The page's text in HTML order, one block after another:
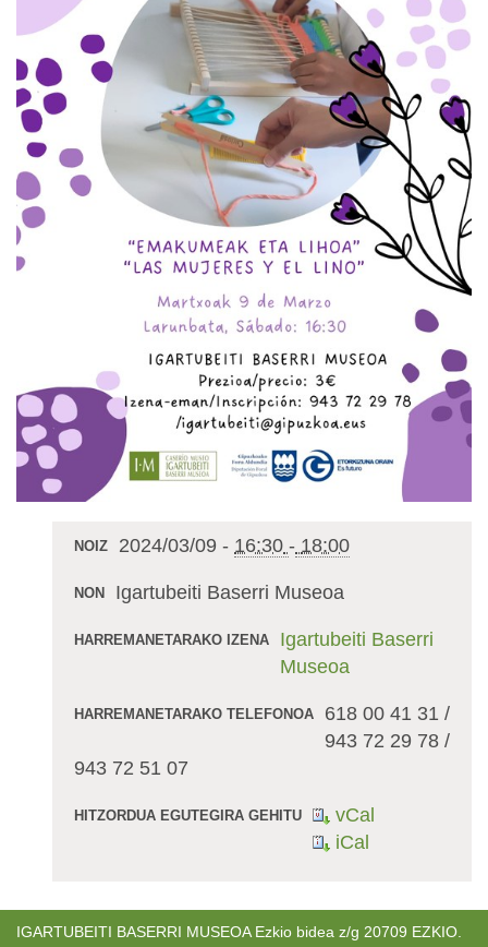
NOIZ 2024/03/09 - 16:30 - 18:00
NON Igartubeiti Baserri Museoa
HARREMANETARAKO IZENA
Igartubeiti Baserri
Museoa
HARREMANETARAKO TELEFONOA
618 00 41 31 /
943 72 29 78 /
943 72 51 07
HITZORDUA EGUTEGIRA GEHITU
vCal
iCal
IGARTUBEITI BASERRI MUSEOA Ezkio bidea z/g 20709 EZKIO.